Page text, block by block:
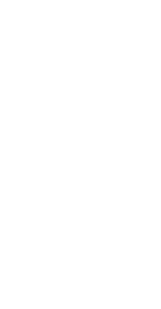
μέσων κοινωνικής